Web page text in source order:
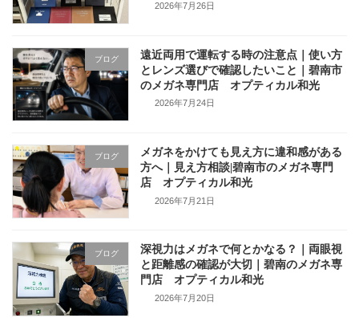
2026年7月26日
ブログ
遠近両用で運転する時の注意点｜使い方
とレンズ選びで確認したいこと｜碧南市
のメガネ専門店 オプティカル和光
2026年7月24日
ブログ
メガネをかけても見え方に違和感がある
方へ｜見え方相談|碧南市のメガネ専門
店 オプティカル和光
2026年7月21日
ブログ
深視力はメガネで何とかなる？｜両眼視
と距離感の確認が大切｜碧南のメガネ専
門店 オプティカル和光
2026年7月20日